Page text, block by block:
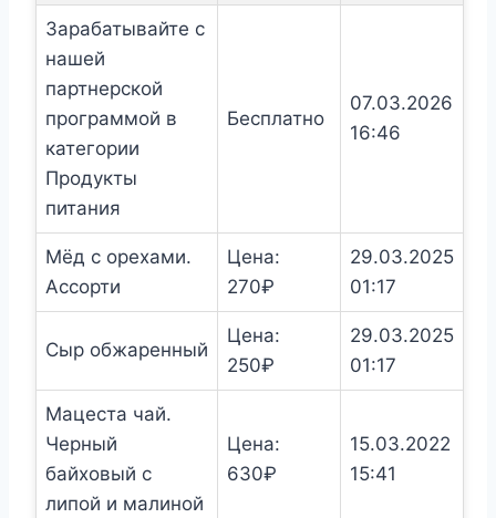
Зарабатывайте с
нашей
партнерской
программой в
категории
Продукты
питания
Бесплатно
07.03.2026
16:46
Мёд с орехами.
Ассорти
Цена:
270₽
29.03.2025
01:17
Сыр обжаренный
Цена:
250₽
29.03.2025
01:17
Мацеста чай.
Черный
байховый с
липой и малиной
Цена:
630₽
15.03.2022
15:41